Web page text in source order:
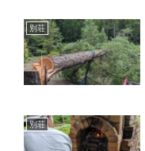
別荘
別荘